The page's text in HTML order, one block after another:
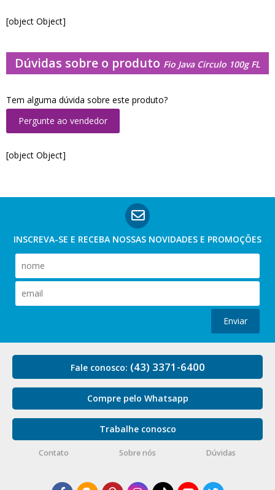
[object Object]
Dúvidas sobre o produto Fio Java Circulo 100g FL
Tem alguma dúvida sobre este produto?
Pergunte ao vendedor
[object Object]
INSCREVA-SE E RECEBA NOSSAS NOVIDADES E PROMOÇÕES
Enviar
Fale conosco: (43) 3371-6400
Compre pelo Whatsapp
Trabalhe conosco
Contato Sobre nós Dúvidas